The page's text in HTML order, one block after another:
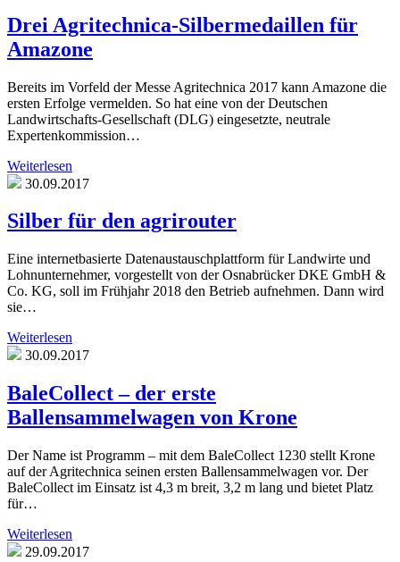
Drei Agritechnica-Silbermedaillen für
Amazone
Bereits im Vorfeld der Messe Agritechnica 2017 kann Amazone die
ersten Erfolge vermelden. So hat eine von der Deutschen
Landwirtschafts-Gesellschaft (DLG) eingesetzte, neutrale
Expertenkommission…
Weiterlesen
30.09.2017
Silber für den agrirouter
Eine internetbasierte Datenaustauschplattform für Landwirte und
Lohnunternehmer, vorgestellt von der Osnabrücker DKE GmbH &
Co. KG, soll im Frühjahr 2018 den Betrieb aufnehmen. Dann wird
sie…
Weiterlesen
30.09.2017
BaleCollect – der erste
Ballensammelwagen von Krone
Der Name ist Programm – mit dem BaleCollect 1230 stellt Krone
auf der Agritechnica seinen ersten Ballensammelwagen vor. Der
BaleCollect im Einsatz ist 4,3 m breit, 3,2 m lang und bietet Platz
für…
Weiterlesen
29.09.2017